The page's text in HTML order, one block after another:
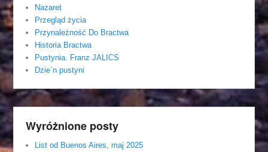
Nazaret
Przegląd życia
Przynależność Do Bractwa
Historia Bractwa
Pustynia. Franz JALICS
Dzie´n pustyni
Wyróżnione posty
List od Buenos Aires, maj 2025